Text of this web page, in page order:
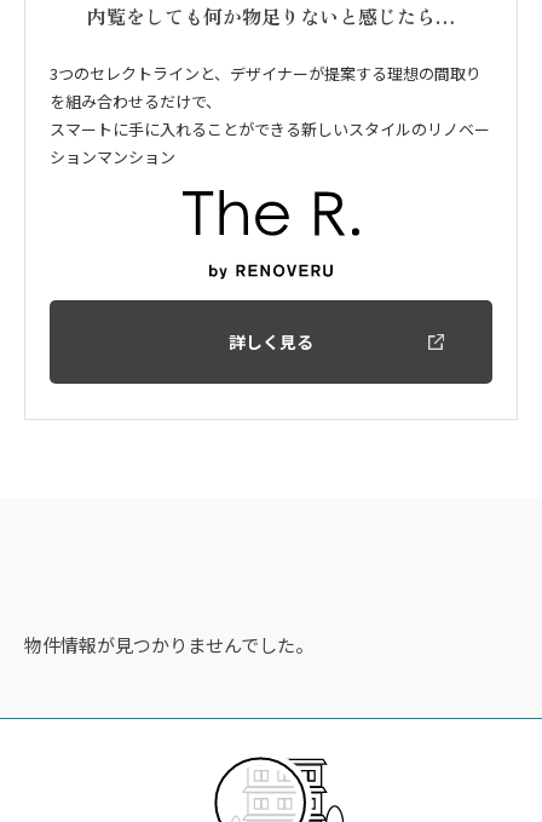
内覧をしても何か物足りないと感じたら…
3つのセレクトラインと、デザイナーが提案する理想の間取り
を組み合わせるだけで、
スマートに手に入れることができる新しいスタイルのリノベー
ションマンション
詳しく見る
物件情報が見つかりませんでした。